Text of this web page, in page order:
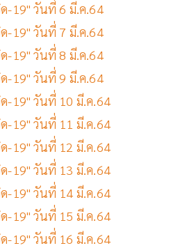
ด-19" วันที่ 6 มี.ค.64
ด-19" วันที่ 7 มี.ค.64
ด-19" วันที่ 8 มี.ค.64
ด-19" วันที่ 9 มี.ค.64
ด-19" วันที่ 10 มี.ค.64
ด-19" วันที่ 11 มี.ค.64
ด-19" วันที่ 12 มี.ค.64
ด-19" วันที่ 13 มี.ค.64
ด-19" วันที่ 14 มี.ค.64
ด-19" วันที่ 15 มี.ค.64
ด-19" วันที่ 16 มี.ค.64